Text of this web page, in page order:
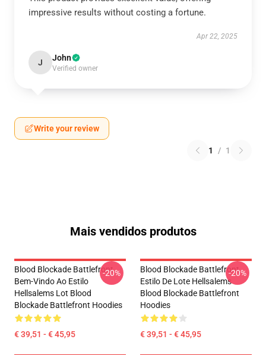
impressive results without costing a fortune.
Apr 22, 2025
J John
Verified owner
Write your review
1 / 1
Mais vendidos produtos
Blood Blockade Battlefront
Bem-Vindo Ao Estilo
Hellsalems Lot Blood
Blockade Battlefront Hoodies
€ 39,51 - € 45,95
-20%
Blood Blockade Battlefront
Estilo De Lote Hellsalems
Blood Blockade Battlefront
Hoodies
€ 39,51 - € 45,95
-20%